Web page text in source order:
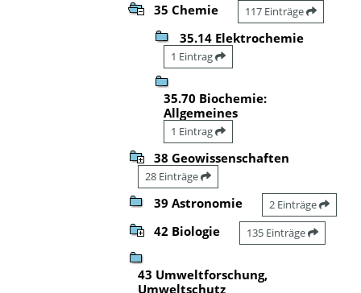
35 Chemie 117 Einträge
35.14 Elektrochemie
1 Eintrag
35.70 Biochemie:
Allgemeines
1 Eintrag
38 Geowissenschaften
28 Einträge
39 Astronomie 2 Einträge
42 Biologie 135 Einträge
43 Umweltforschung,
Umweltschutz